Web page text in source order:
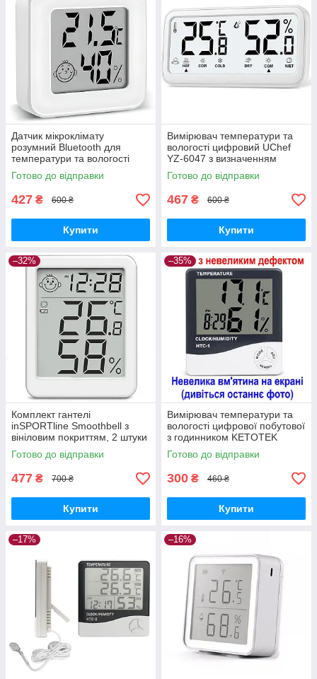
Датчик мікроклімату
розумний Bluetooth для
температури та вологості
домашній UChef YZ-6045b
GoodPlace -worry-free-
Готово до відправки
427 ₴ 600 ₴
Купити
Вимірювач температури та
вологості цифровий UChef
YZ-6047 з визначенням
комфорту в приміщенні
GoodPlace -worry-free-
Готово до відправки
467 ₴ 600 ₴
Купити
–32%
Комплект гантелі
inSPORTline Smoothbell з
вініловим покриттям, 2 штуки
по 3 кг GoodPlace -worry-free-
shopping-
Готово до відправки
477 ₴ 700 ₴
Купити
–35%
Вимірювач температури та
вологості цифрової побутової
з годинником KETOTEK
НТС-1 (знижена в ціні,
дефект) GoodPlace
Готово до відправки
300 ₴ 460 ₴
Купити
–17% –16%